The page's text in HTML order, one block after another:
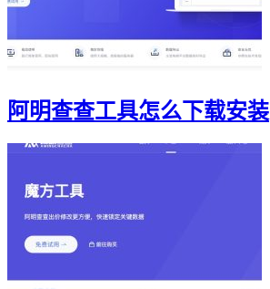
阿明查查工具怎么下载安装